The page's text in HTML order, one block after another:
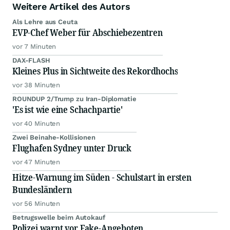
Weitere Artikel des Autors
Als Lehre aus Ceuta
EVP-Chef Weber für Abschiebezentren
vor 7 Minuten
DAX-FLASH
Kleines Plus in Sichtweite des Rekordhochs
vor 38 Minuten
ROUNDUP 2/Trump zu Iran-Diplomatie
'Es ist wie eine Schachpartie'
vor 40 Minuten
Zwei Beinahe-Kollisionen
Flughafen Sydney unter Druck
vor 47 Minuten
Hitze-Warnung im Süden - Schulstart in ersten
Bundesländern
vor 56 Minuten
Betrugswelle beim Autokauf